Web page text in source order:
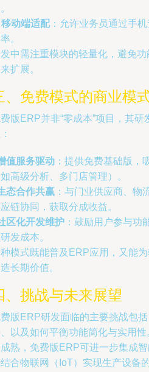
移动端适配：允许业务员通过手
。
中需注重模块的轻量化，避免
扩展。
、免费模式的商业模
版ERP并非“零成本”项目，其
值服务驱动 ：提供免费基础版，
高级分析、多门店管理）。
态合作共赢 ：与门业供应商、物
链协同，获取分成收益。
区化开发维护 ：鼓励用户参与功
发成本。
模式既能普及ERP应用，又能
长期价值。
、挑战与未来展望
版ERP研发面临的主要挑战包
以及如何平衡功能简化与实用
熟，免费版ERP可进一步集成
合物联网（IoT）实现生产设备